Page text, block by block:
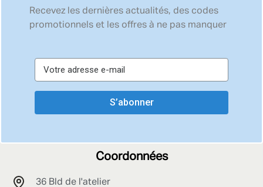
Recevez les dernières actualités, des codes
promotionnels et les offres à ne pas manquer
S’abonner
Coordonnées
36 Bld de l'atelier